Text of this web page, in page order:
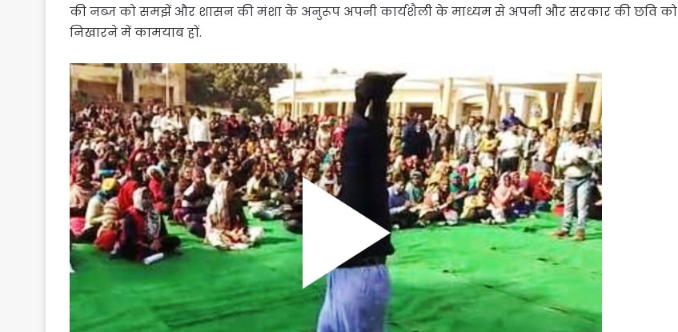
की नब्ज को समझें और शासन की मंशा के अनुरूप अपनी कार्यशैली के माध्यम से अपनी और सरकार की छवि को
निखारने में कामयाब हों.